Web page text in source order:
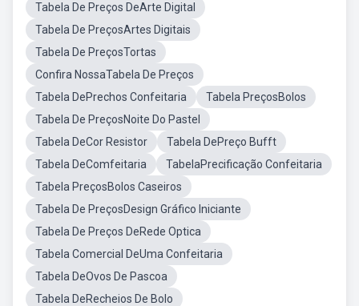
Tabela De Preços DeArte Digital
Tabela De PreçosArtes Digitais
Tabela De PreçosTortas
Confira NossaTabela De Preços
Tabela DePrechos Confeitaria
Tabela PreçosBolos
Tabela De PreçosNoite Do Pastel
Tabela DeCor Resistor
Tabela DePreço Bufft
Tabela DeComfeitaria
TabelaPrecificação Confeitaria
Tabela PreçosBolos Caseiros
Tabela De PreçosDesign Gráfico Iniciante
Tabela De Preços DeRede Optica
Tabela Comercial DeUma Confeitaria
Tabela DeOvos De Pascoa
Tabela DeRecheios De Bolo